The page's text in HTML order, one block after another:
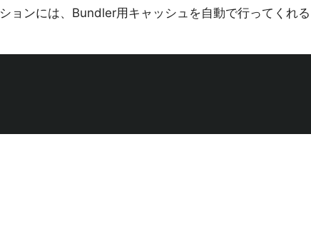
ョンには、Bundler用キャッシュを自動で行ってくれる